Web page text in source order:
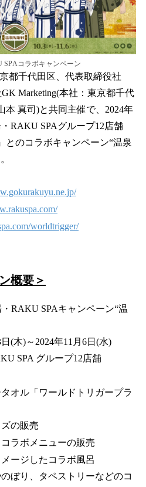
SPAコラボキャンペーン
都千代田区、代表取締役社
Marketing(本社：東京都千代
本 真司)と共同主催で、2024年
RAKU SPAグループ12店舗
とのコラボキャンペーン“温泉
worldtrigger/
概要＞
RAKU SPAキャンペーン“温
(木)～2024年11月6日(水)
SPA グループ12店舗
オル「ワールドトリガープラ
の販売
ラボメニューの販売
ージしたコラボ風呂
ぼり、タペストリーなどのコ